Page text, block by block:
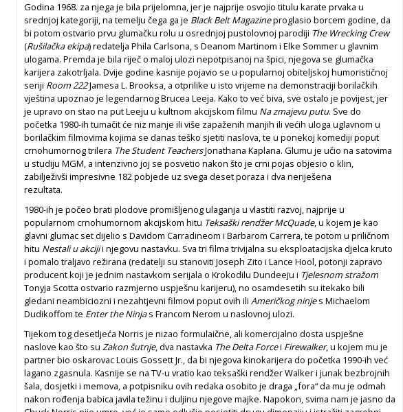
Godina 1968. za njega je bila prijelomna, jer je najprije osvojio titulu karate prvaka u
srednjoj kategoriji, na temelju čega ga je Black Belt Magazineproglasio borcem godine, da
bi potom ostvario prvu glumačku rolu u osrednjoj pustolovnoj parodiji The Wrecking Crew
(Rušilačka ekipa) redatelja Phila Carlsona, s Deanom Martinom i Elke Sommer u glavnim
ulogama. Premda je bila riječ o maloj ulozi nepotpisanoj na špici, njegova se glumačka
karijera zakotrljala. Dvije godine kasnije pojavio se u popularnoj obiteljskoj humorističnoj
seriji Room 222Jamesa L. Brooksa, a otprilike u isto vrijeme na demonstraciji borilačkih
vještina upoznao je legendarnog Brucea Leeja. Kako to već biva, sve ostalo je povijest, jer
je upravo on stao na put Leeju u kultnom akcijskom filmu Na zmajevu putu. Sve do
početka 1980-ih tumačit će niz manje ili više zapaženih manjih ili većih uloga uglavnom u
borilačkim filmovima kojima se danas teško sjetiti naslova, te u ponekoj komediji poput
crnohumornog trilera The Student TeachersJonathana Kaplana. Glumu je učio na satovima
u studiju MGM, a intenzivno joj se posvetio nakon što je crni pojas objesio o klin,
zabilježivši impresivne 182 pobjede uz svega deset poraza i dva neriješena
rezultata.
1980-ih je počeo brati plodove promišljenog ulaganja u vlastiti razvoj, najprije u
popularnom crnohumornom akcijskom hitu Teksaški rendžer McQuade, u kojem je kao
glavni glumac set dijelio s Davidom Carradineom i Barbarom Carrera, te potom u priličnom
hitu Nestali u akcijii njegovu nastavku. Sva tri filma trivijalna su eksploatacijska djelca kruto
i pomalo traljavo režirana (redatelji su stanoviti Joseph Zito i Lance Hool, potonji zapravo
producent koji je jednim nastavkom serijala o Krokodilu Dundeeju i Tjelesnom stražom
Tonyja Scotta ostvario razmjerno uspješnu karijeru), no osamdesetih su itekako bili
gledani neambiciozni i nezahtjevni filmovi poput ovih ili Američkog ninjes Michaelom
Dudikoffom te Enter the Ninjas Francom Nerom u naslovnoj ulozi.
Tijekom tog desetljeća Norris je nizao formulaične, ali komercijalno dosta uspješne
naslove kao što su Zakon šutnje, dva nastavka The Delta Forcei Firewalker, u kojem mu je
partner bio oskarovac Louis Gossett Jr., da bi njegova kinokarijera do početka 1990-ih već
lagano zgasnula. Kasnije se na TV-u vratio kao teksaški rendžer Walker i junak bezbrojnih
šala, dosjetki i memova, a potpisniku ovih redaka osobito je draga „fora“ da mu je odmah
nakon rođenja babica javila težinu i duljinu njegove majke. Napokon, svima nam je jasno da